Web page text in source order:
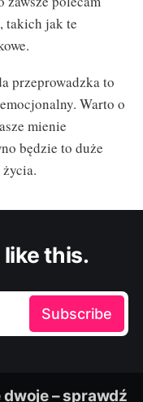
takich jak te
przeprowadzka to
Warto o
mienie
będzie to duże
this.
Subscribe
– sprawdź